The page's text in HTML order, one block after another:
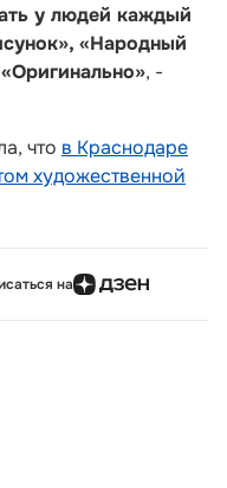
у людей каждый
«Народный
, -
что в Краснодаре
художественной
на